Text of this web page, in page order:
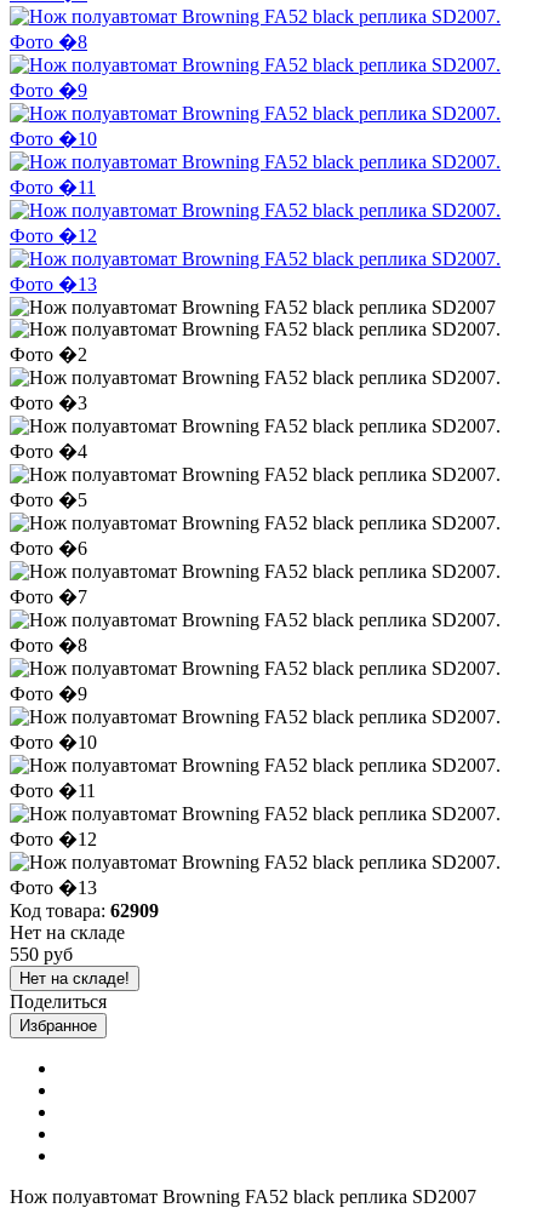
Код товара: 62909
Нет на складе
550 руб
Нет на складе!
Поделиться
Избранное
Нож полуавтомат Browning FA52 black реплика SD2007